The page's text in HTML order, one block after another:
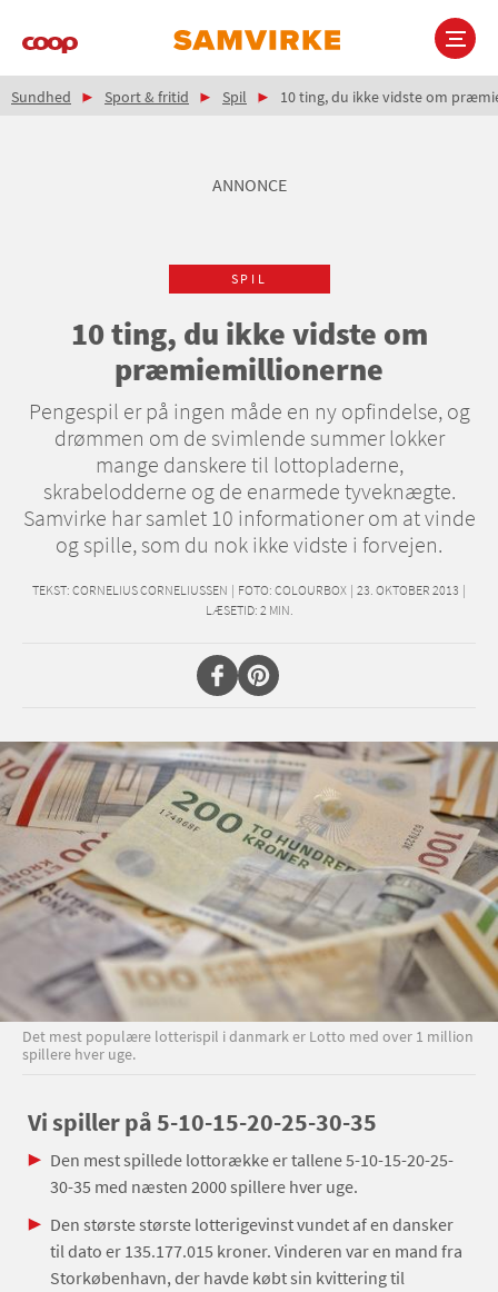
Main
Brødkrumme
Sundhed Sport & fritid Spil 10 ting, du ikke vidste om
ANNONCE
SPIL
10 ting, du ikke vidste om
præmiemillionerne
Pengespil er på ingen måde en ny opfindelse, og
drømmen om de svimlende summer lokker
mange danskere til lottopladerne,
skrabelodderne og de enarmede tyveknægte.
Samvirke har samlet 10 informationer om at vinde
og spille, som du nok ikke vidste i forvejen.
TEKST: CORNELIUS CORNELIUSSEN | FOTO: COLOURBOX | 23. OKTOBER 2013 |
LÆSETID: 2 MIN.
Det mest populære lotterispil i danmark er Lotto med over 1 million
spillere hver uge.
Vi spiller på 5-10-15-20-25-30-35
Den mest spillede lottorække er tallene 5-10-15-20-25-
30-35 med næsten 2000 spillere hver uge.
Den største største lotterigevinst vundet af en dansker
til dato er 135.177.015 kroner. Vinderen var en mand fra
Storkøbenhavn, der havde købt sin kvittering til